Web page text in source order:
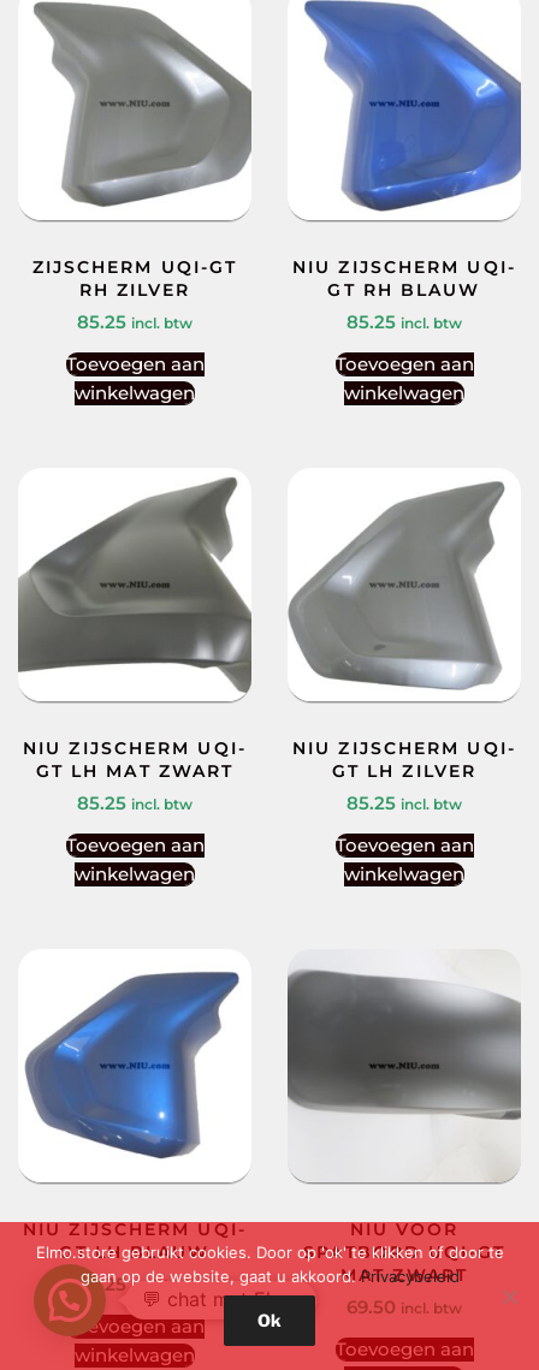
ZIJSCHERM UQI-GT
RH ZILVER
85.25 incl. btw
Toevoegen aan
winkelwagen
NIU ZIJSCHERM UQI-
GT RH BLAUW
85.25 incl. btw
Toevoegen aan
winkelwagen
NIU ZIJSCHERM UQI-
GT LH MAT ZWART
85.25 incl. btw
Toevoegen aan
winkelwagen
NIU ZIJSCHERM UQI-
GT LH ZILVER
85.25 incl. btw
Toevoegen aan
winkelwagen
NIU ZIJSCHERM UQI-
GT LH BLAUW
85.25 incl. btw
Toevoegen aan
winkelwagen
NIU VOOR
SPATBORD UQI-GT
MAT ZWART
69.50 incl. btw
Toevoegen aan
💬 chat met Elmo
Elmo.store gebruikt cookies. Door op 'ok' te klikken of door te
gaan op de website, gaat u akkoord.Privacybeleid
Ok